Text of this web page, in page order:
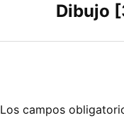
Dibujo
Los campos